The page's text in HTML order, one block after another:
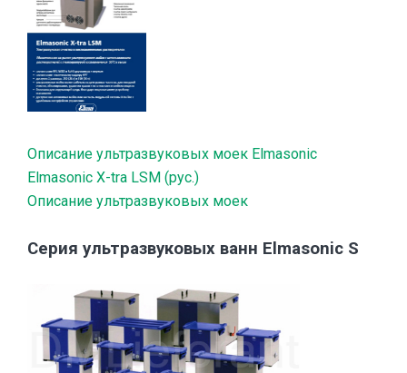
Описание ультразвуковых моек Elmasonic
Elmasonic X-tra LSM (рус.)
Описание ультразвуковых моек
Серия ультразвуковых ванн Elmasonic S